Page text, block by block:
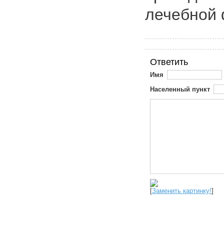
лечебной
Ответить
Имя
Населенный пункт
[Заменить картинку!]